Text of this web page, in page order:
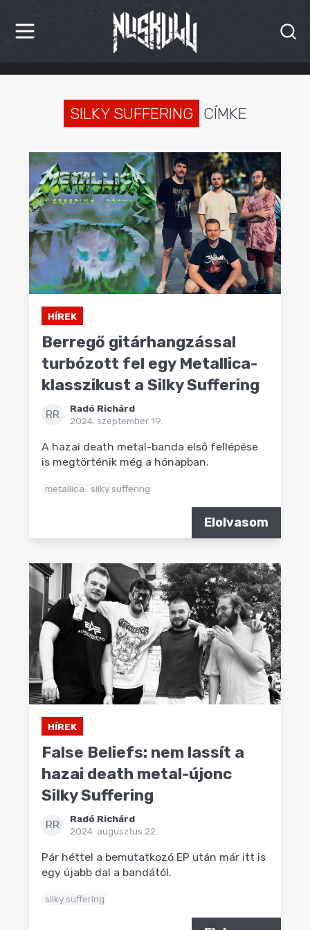
HÍREK
INTERJÚK
PREMIEREK
KULT
MÁSVILÁG
SILKY SUFFERING CÍMKE
HÍREK
Berregő gitárhangzással
turbózott fel egy Metallica-
klasszikust a Silky Suffering
RR
Radó Richárd
2024. szeptember 19.
A hazai death metal-banda első fellépése
is megtörténik még a hónapban.
metallica silky suffering
Elolvasom
HÍREK
False Beliefs: nem lassít a
hazai death metal-újonc
Silky Suffering
RR
Radó Richárd
2024. augusztus 22.
Pár héttel a bemutatkozó EP után már itt is
egy újabb dal a bandától.
silky suffering